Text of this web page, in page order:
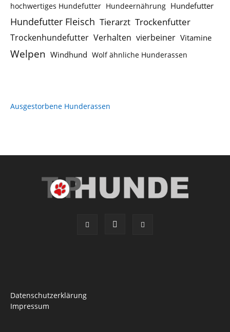
hochwertiges Hundefutter Hundeernährung Hundefutter
Hundefutter Fleisch Tierarzt Trockenfutter
Trockenhundefutter Verhalten vierbeiner Vitamine
Welpen Windhund Wolf ähnliche Hunderassen
Ausgestorbene Hunderassen
Datenschutzerklärung
Impressum